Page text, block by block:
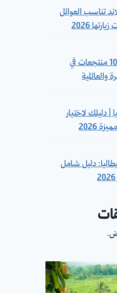
تايلاند تناسب العوائل
2026
دليل شامل لأفضل 10 منتجعات في
والعائلية
دليلك لاختيار
2026
دليل شامل